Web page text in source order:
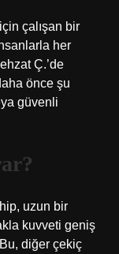
çalışan bir
her
Ç.’de
önce şu
güvenli
uzun bir
kuvveti geniş
diğer çekiç